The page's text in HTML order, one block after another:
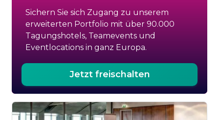
Sichern Sie sich Zugang zu unserem
erweiterten Portfolio mit über 90.000
Tagungshotels, Teamevents und
Eventlocations in ganz Europa.
Jetzt freischalten